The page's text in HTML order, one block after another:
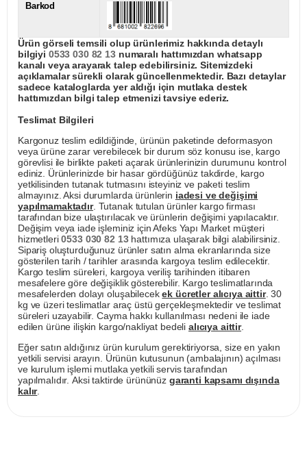
Barkod
Ürün görseli temsili olup ürünlerimiz hakkında detaylı
bilgiyi 0533 030 82 13numaralı hattımızdan whatsapp
kanalı veya arayarak talep edebilirsiniz. Sitemizdeki
açıklamalar sürekli olarak güncellenmektedir. Bazı detaylar
sadece kataloglarda yer aldığı için mutlaka destek
hattımızdan bilgi talep etmenizi tavsiye ederiz.
Teslimat Bilgileri
Kargonuz teslim edildiğinde, ürünün paketinde deformasyon
veya ürüne zarar verebilecek bir durum söz konusu ise, kargo
görevlisi ile birlikte paketi açarak ürünlerinizin durumunu kontrol
ediniz. Ürünlerinizde bir hasar gördüğünüz takdirde, kargo
yetkilisinden tutanak tutmasını isteyiniz ve paketi teslim
almayınız. Aksi durumlarda ürünlerin iadesi ve değişimi
yapılmamaktadır. Tutanak tutulan ürünler kargo firması
tarafından bize ulaştırılacak ve ürünlerin değişimi yapılacaktır.
Değişim veya iade işleminiz için Afeks Yapı Market müşteri
hizmetleri0533 030 82 13hattımıza ulaşarak bilgi alabilirsiniz.
Sipariş oluşturduğunuz ürünler satın alma ekranlarında size
gösterilen tarih / tarihler arasında kargoya teslim edilecektir.
Kargo teslim süreleri, kargoya veriliş tarihinden itibaren
mesafelere göre değişiklik gösterebilir. Kargo teslimatlarında
mesafelerden dolayı oluşabilecekek ücretler alıcıya aittir. 30
kg ve üzeri teslimatlar araç üstü gerçekleşmektedir ve teslimat
süreleri uzayabilir. Cayma hakkı kullanılması nedeni ile iade
edilen ürüne ilişkin kargo/nakliyat bedeli alıcıya aittir.
Eğer satın aldığınız ürün kurulum gerektiriyorsa, size en yakın
yetkili servisi arayın. Ürünün kutusunun (ambalajının) açılması
ve kurulum işlemi mutlaka yetkili servis tarafından
yapılmalıdır. Aksi taktirde ürününüz garanti kapsamı dışında
kalır.